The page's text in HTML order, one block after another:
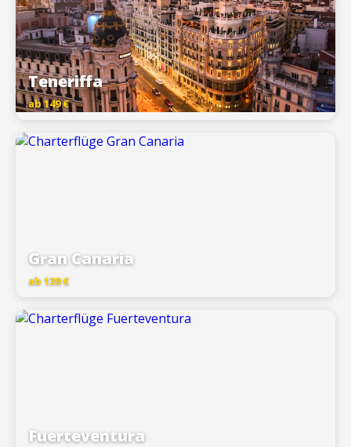
Teneriffa
ab 149 €
Gran Canaria
ab 139 €
Fuerteventura